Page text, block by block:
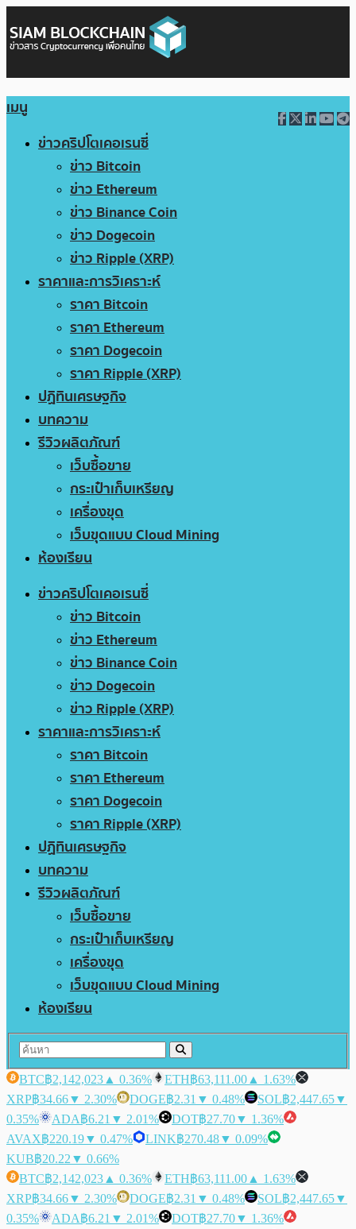
เมนู
ข่าวคริปโตเคอเรนซี่
ข่าว Bitcoin
ข่าว Ethereum
ข่าว Binance Coin
ข่าว Dogecoin
ข่าว Ripple (XRP)
ราคาและการวิเคราะห์
ราคา Bitcoin
ราคา Ethereum
ราคา Dogecoin
ราคา Ripple (XRP)
ปฏิทินเศรษฐกิจ
บทความ
รีวิวผลิตภัณฑ์
เว็บซื้อขาย
กระเป๋าเก็บเหรียญ
เครื่องขุด
เว็บขุดแบบ Cloud Mining
ห้องเรียน
ข่าวคริปโตเคอเรนซี่
ข่าว Bitcoin
ข่าว Ethereum
ข่าว Binance Coin
ข่าว Dogecoin
ข่าว Ripple (XRP)
ราคาและการวิเคราะห์
ราคา Bitcoin
ราคา Ethereum
ราคา Dogecoin
ราคา Ripple (XRP)
ปฏิทินเศรษฐกิจ
บทความ
รีวิวผลิตภัณฑ์
เว็บซื้อขาย
กระเป๋าเก็บเหรียญ
เครื่องขุด
เว็บขุดแบบ Cloud Mining
ห้องเรียน
BTC฿2,142,023 ▲ 0.36% ETH฿63,111.00 ▲ 1.63%
XRP฿34.66▼ 2.30% DOGE฿2.31 ▼ 0.48% SOL฿2,447.65▼
0.35%
ADA฿6.21 ▼ 2.01% DOT฿27.70▼ 1.36%
AVAX฿220.19▼ 0.47% LINK฿270.48▼ 0.09%
KUB฿20.22 ▼ 0.66%
BTC฿2,142,023 ▲ 0.36% ETH฿63,111.00 ▲ 1.63%
XRP฿34.66▼ 2.30% DOGE฿2.31 ▼ 0.48% SOL฿2,447.65▼
0.35%
ADA฿6.21 ▼ 2.01% DOT฿27.70▼ 1.36%